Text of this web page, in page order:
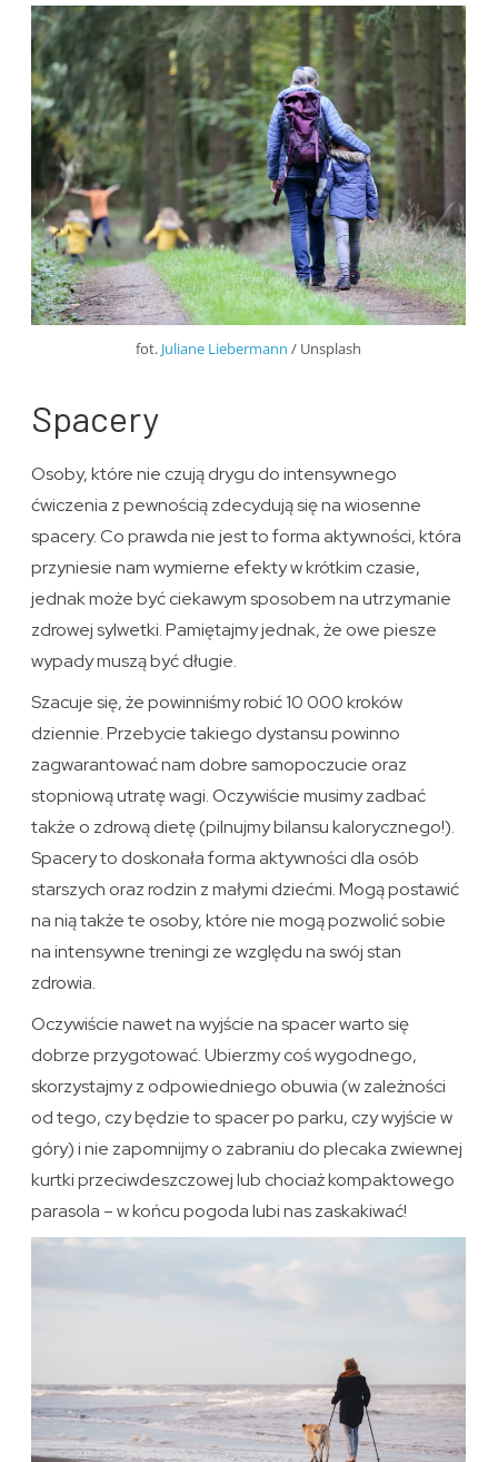
fot. Juliane Liebermann / Unsplash
Spacery
Osoby, które nie czują drygu do intensywnego
ćwiczenia z pewnością zdecydują się na wiosenne
spacery. Co prawda nie jest to forma aktywności, która
przyniesie nam wymierne efekty w krótkim czasie,
jednak może być ciekawym sposobem na utrzymanie
zdrowej sylwetki. Pamiętajmy jednak, że owe piesze
wypady muszą być długie.
Szacuje się, że powinniśmy robić 10 000 kroków
dziennie. Przebycie takiego dystansu powinno
zagwarantować nam dobre samopoczucie oraz
stopniową utratę wagi. Oczywiście musimy zadbać
także o zdrową dietę (pilnujmy bilansu kalorycznego!).
Spacery to doskonała forma aktywności dla osób
starszych oraz rodzin z małymi dziećmi. Mogą postawić
na nią także te osoby, które nie mogą pozwolić sobie
na intensywne treningi ze względu na swój stan
zdrowia.
Oczywiście nawet na wyjście na spacer warto się
dobrze przygotować. Ubierzmy coś wygodnego,
skorzystajmy z odpowiedniego obuwia (w zależności
od tego, czy będzie to spacer po parku, czy wyjście w
góry) i nie zapomnijmy o zabraniu do plecaka zwiewnej
kurtki przeciwdeszczowej lub chociaż kompaktowego
parasola – w końcu pogoda lubi nas zaskakiwać!